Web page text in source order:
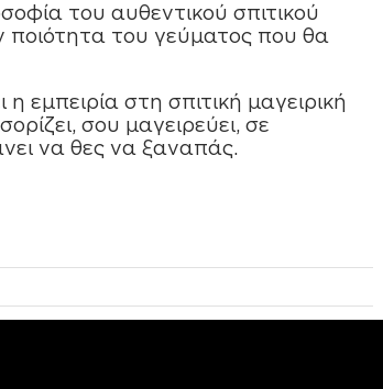
του αυθεντικού σπιτικού
ποιότητα του γεύµατος που θα
εµπειρία στη σπιτική µαγειρική
σου µαγειρεύει, σε
να θες να ξαναπάς.